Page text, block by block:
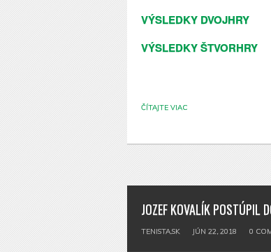
VÝSLEDKY DVOJHRY
VÝSLEDKY ŠTVORHRY
ČÍTAJTE VIAC
JOZEF KOVALÍK POSTÚPIL
TENISTA.SK JÚN 22, 2018 0